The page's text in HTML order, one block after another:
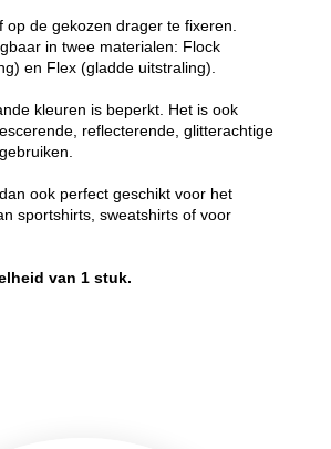
op de gekozen drager te fixeren.
in twee materialen: Flock
en Flex (gladde uitstraling).
kleuren is beperkt. Het is ook
reflecterende, glitterachtige
ook perfect geschikt voor het
sportshirts, sweatshirts of voor
van 1 stuk.